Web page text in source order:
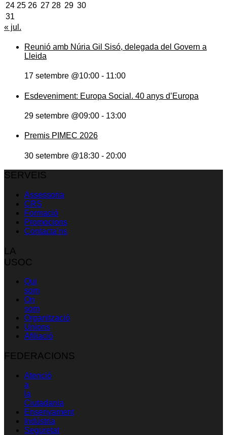
24 25 26 27 28 29 30
31
« jul.
Reunió amb Núria Gil Sisó, delegada del Govern a
Lleida
17 setembre @10:00 - 11:00
Esdeveniment: Europa Social. 40 anys d’Europa
29 setembre @09:00 - 13:00
Premis PIMEC 2026
30 setembre @18:30 - 20:00
SERVEIS
Assessoria
CRS
Formació
Promocions
Contacta’ns
LA
USOC
Qui
som
On
som
Organització
Unions
Afiliació
FEDERACIONS
Atenció
a
la
Ciutadania
Ensenyament
Indústria
Seguretat